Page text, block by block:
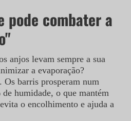
pode combater a
anjos levam sempre a sua
a evaporação?
barris prosperam num
humidade, o que mantém
o encolhimento e ajuda a